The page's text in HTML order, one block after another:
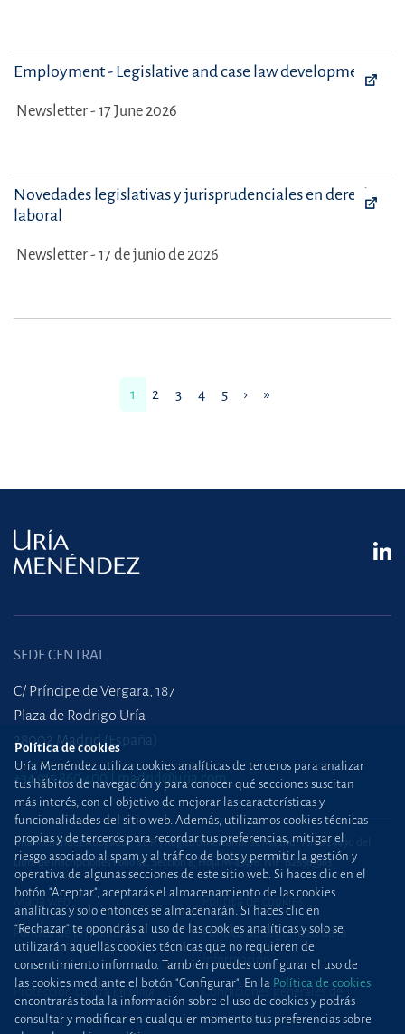
Employment - Legislative and case law developments
Newsletter - 17 June 2026
Novedades legislativas y jurisprudenciales en derecho
laboral
Newsletter - 17 de junio de 2026
1 2 3 4 5 › »
SEDE CENTRAL
C/ Príncipe de Vergara, 187
Plaza de Rodrigo Uría
28002 Madrid (España)
+34 915 860 400 madrid@uria.com
Uría Menéndez Abogados, S.L.P. | Registro Mercantil de Madrid, Tomo 24490 del
Libro de Inscripciones Folio 42, Sección 8, Hoja M-43976. NIF: B28563963
Mapa web Política de cookies
Política de privacidad
Política de Seguridad de la
Información
Protección contraphishing
Condiciones generales de
contratación
Política de cookies
Uría Menéndez utiliza cookies analíticas de terceros para analizar
tus hábitos de navegación y para conocer qué secciones suscitan
más interés, con el objetivo de mejorar las características y
funcionalidades del sitio web. Además, utilizamos cookies técnicas
propias y de terceros para recordar tus preferencias, mitigar el
riesgo asociado al spam y al tráfico de bots y permitir la gestión y
operativa de algunas secciones de este sitio web. Si haces clic en el
botón "Aceptar", aceptarás el almacenamiento de las cookies
analíticas y solo entonces se almacenarán. Si haces clic en
“Rechazar” te opondrás al uso de las cookies analíticas y solo se
utilizarán aquellas cookies técnicas que no requieren de
consentimiento informado. También puedes configurar el uso de
las cookies mediante el botón "Configurar". En la Política de cookies
encontrarás toda la información sobre el uso de cookies y podrás
consultar y modificar en cualquier momento tus preferencias sobre